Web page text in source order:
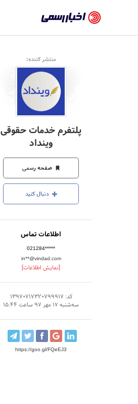
رسمی
-
اخبار
تایید
شده
شرکت‌ها،
سازمان‌ها
و
روابط
عمومی‌ها
منتشر کننده:
پلتفرم خدمات حقوقی
وینداد
صفحه رسمی
دنبال کنید
اطلاعات تماس
021284*****
in**@vindad.com
[نمایش اطلاعات]
کد: 13970717320799917
سه‌شنبه 17 مهر 97 ساعت 15:44
https://goo.gl/FQeEJ3